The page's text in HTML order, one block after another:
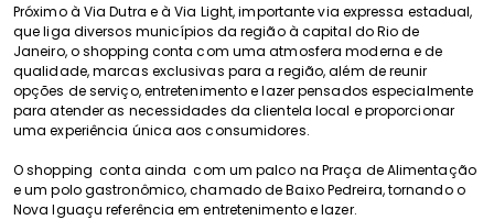
Próximo à Via Dutra e à Via Light, importante via expressa estadual,
que liga diversos municípios da região à capital do Rio de
Janeiro, o shopping conta com uma atmosfera moderna e de
qualidade, marcas exclusivas para a região, além de reunir
opções de serviço, entretenimento e lazer pensados especialmente
para atender as necessidades da clientela local e proporcionar
uma experiência única aos consumidores.
O shopping conta ainda com um palco na Praça de Alimentação
e um polo gastronômico, chamado de Baixo Pedreira, tornando o
Nova Iguaçu referência em entretenimento e lazer.